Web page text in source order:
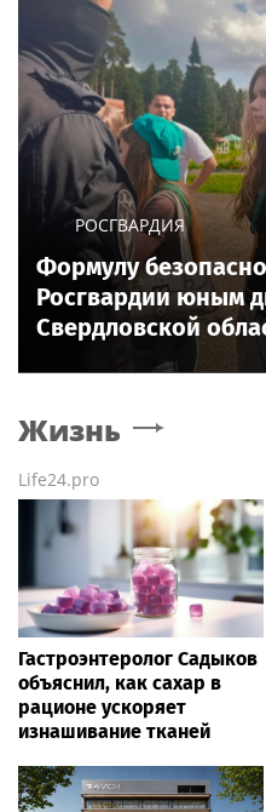
РОСГВАРДИЯ
Формулу
Росгвардии юным
Свердловской
Жизнь
Life24.pro
Гастроэнтеролог Садыков
объяснил, как сахар в
рационе ускоряет
изнашивание тканей